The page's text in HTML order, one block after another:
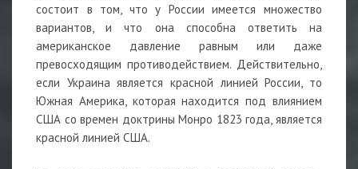
состоит в том, что у России имеется множество
вариантов, и что она способна ответить на
американское давление равным или даже
превосходящим противодействием. Действительно,
если Украина является красной линией России, то
Южная Америка, которая находится под влиянием
США со времен доктрины Монро 1823 года, является
красной линией США.